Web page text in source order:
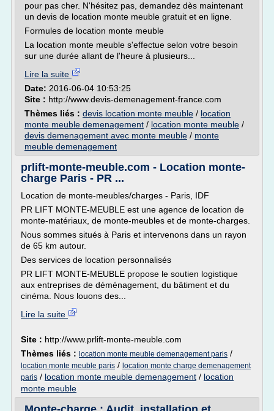
pour pas cher. N'hésitez pas, demandez dès maintenant
un devis de location monte meuble gratuit et en ligne.
Formules de location monte meuble
La location monte meuble s'effectue selon votre besoin
sur une durée allant de l'heure à plusieurs...
Lire la suite
Date: 2016-06-04 10:53:25
Site : http://www.devis-demenagement-france.com
Thèmes liés : devis location monte meuble / location
monte meuble demenagement / location monte meuble /
devis demenagement avec monte meuble / monte
meuble demenagement
prlift-monte-meuble.com - Location monte-
charge Paris - PR ...
Location de monte-meubles/charges - Paris, IDF
PR LIFT MONTE-MEUBLE est une agence de location de
monte-matériaux, de monte-meubles et de monte-charges.
Nous sommes situés à Paris et intervenons dans un rayon
de 65 km autour.
Des services de location personnalisés
PR LIFT MONTE-MEUBLE propose le soutien logistique
aux entreprises de déménagement, du bâtiment et du
cinéma. Nous louons des...
Lire la suite
Site : http://www.prlift-monte-meuble.com
Thèmes liés : location monte meuble demenagement paris /
location monte meuble paris / location monte charge demenagement
paris / location monte meuble demenagement / location
monte meuble